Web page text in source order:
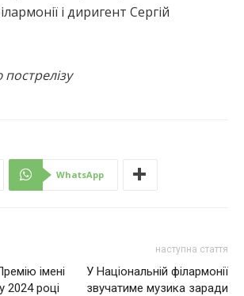
і диригент Сергій
WhatsApp
імені
2024 році
наступна стаття
У Національній філармонії
звучатиме музика заради